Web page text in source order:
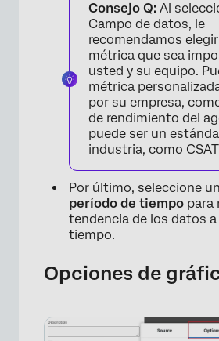
Consejo Q: Al
Campo de datos, le
recomendamos
métrica que sea
usted y su equipo.
métrica
por su empresa,
de rendimiento del
puede ser un
industria, como CSAT
Por último, seleccione
período de tiempo para
tendencia de los datos a
tiempo.
Opciones de